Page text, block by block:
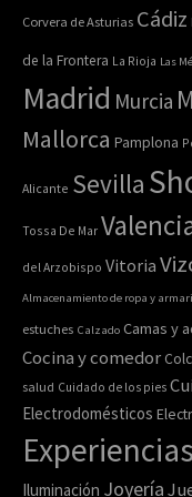
Corvera de Asturias Cádiz
de la Frontera La Rioja Las
Madrid Murcia
Mallorca Pamplona
Alicante Sevilla
Tossa De Mar
del Arzobispo Vitoria
Almacenamiento de ropa y
estuches Calzado Camas y
Cocina y comedor
salud Cuidado de los pies
Electrodomésticos
Experiencias
Iluminación Joyería